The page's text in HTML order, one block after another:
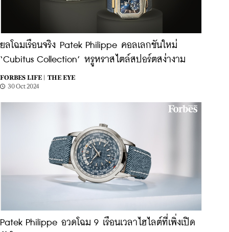
ยลโฉมเรือนจริง Patek Philippe คอลเลกชันใหม่
‘Cubitus Collection’ หรูหราสไตล์สปอร์ตสง่างาม
FORBES LIFE |
THE EYE
30 Oct 2024
Patek Philippe อวดโฉม 9 เรือนเวลาไฮไลต์ที่เพิ่งเปิด